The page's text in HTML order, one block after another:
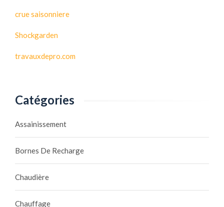
crue saisonniere
Shockgarden
travauxdepro.com
Catégories
Assainissement
Bornes De Recharge
Chaudière
Chauffage